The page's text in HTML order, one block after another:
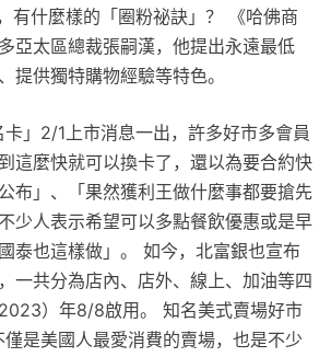
有什麼樣的「圈粉祕訣」？ 《哈佛商
亞太區總裁張嗣漢，他提出永遠最低
提供獨特購物經驗等特色。
卡」2/1上市消息一出，許多好市多會員
這麼快就可以換卡了，還以為要合約快
布」、「果然獲利王做什麼事都要搶先
少人表示希望可以多點餐飲優惠或是早
泰也這樣做」。 如今，北富銀也宣布
一共分為店內、店外、線上、加油等四
）年8/8啟用。 知名美式賣場好市
是美國人最愛消費的賣場，也是不少